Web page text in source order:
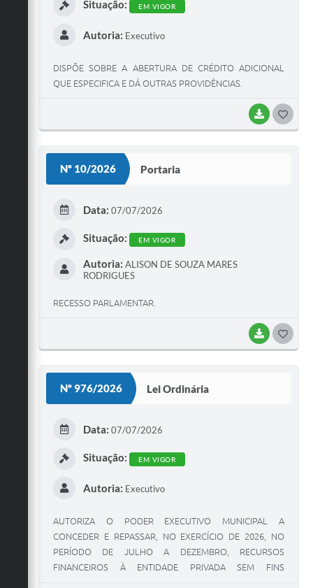
BAIXAR
Situação: EM VIGOR
Autoria: Executivo
DISPÕE SOBRE A ABERTURA DE CRÉDITO ADICIONAL
QUE ESPECIFICA E DÁ OUTRAS PROVIDÊNCIAS.
Nº 10/2026 Portaria
BAIXAR
Data: 07/07/2026
Situação: EM VIGOR
Autoria: ALISON DE SOUZA MARES
RODRIGUES
RECESSO PARLAMENTAR.
Nº 976/2026 Lei Ordinária
Data: 07/07/2026
Situação: EM VIGOR
Autoria: Executivo
AUTORIZA O PODER EXECUTIVO MUNICIPAL A
CONCEDER E REPASSAR, NO EXERCÍCIO DE 2026, NO
PERÍODO DE JULHO A DEZEMBRO, RECURSOS
FINANCEIROS À ENTIDADE PRIVADA SEM FINS